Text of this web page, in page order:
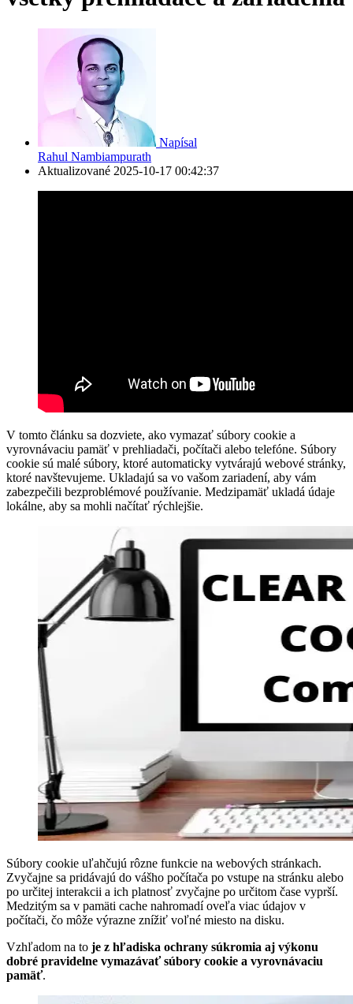
Napísal
Rahul Nambiampurath
Aktualizované 2025-10-17 00:42:37
V tomto článku sa dozviete, ako vymazať súbory cookie a
vyrovnávaciu pamäť v prehliadači, počítači alebo telefóne. Súbory
cookie sú malé súbory, ktoré automaticky vytvárajú webové stránky,
ktoré navštevujeme. Ukladajú sa vo vašom zariadení, aby vám
zabezpečili bezproblémové používanie. Medzipamäť ukladá údaje
lokálne, aby sa mohli načítať rýchlejšie.
Súbory cookie uľahčujú rôzne funkcie na webových stránkach.
Zvyčajne sa pridávajú do vášho počítača po vstupe na stránku alebo
po určitej interakcii a ich platnosť zvyčajne po určitom čase vyprší.
Medzitým sa v pamäti cache nahromadí oveľa viac údajov v
počítači, čo môže výrazne znížiť voľné miesto na disku.
Vzhľadom na to je z hľadiska ochrany súkromia aj výkonu
dobré pravidelne vymazávať súbory cookie a vyrovnávaciu
pamäť.